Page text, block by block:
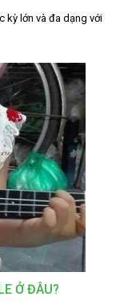
kỳ lớn và đa dạng với
Ở ĐÂU?